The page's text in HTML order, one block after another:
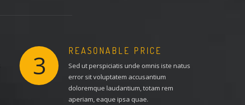
3 REASONABLE PRICE
Sed ut perspiciatis unde omnis iste natus
error sit voluptatem accusantium
doloremque laudantium, totam rem
aperiam, eaque ipsa quae.